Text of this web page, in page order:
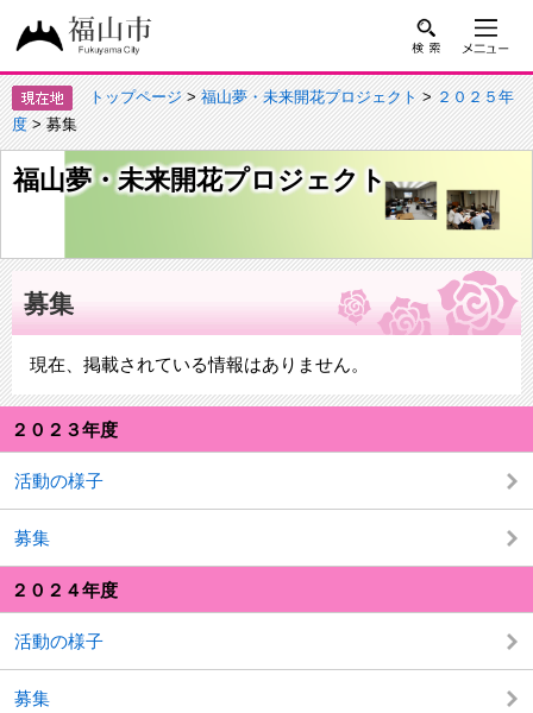
トップページ>福山夢・未来開花プロジェクト>２０２５年
度> 募集
福山夢・未来開花プロジェクト
２０２３年度
活動の様子
募集
２０２４年度
活動の様子
募集
募集
現在、掲載されている情報はありません。